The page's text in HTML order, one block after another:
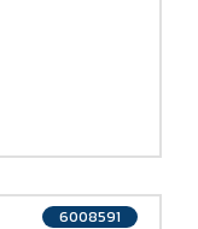
6008591